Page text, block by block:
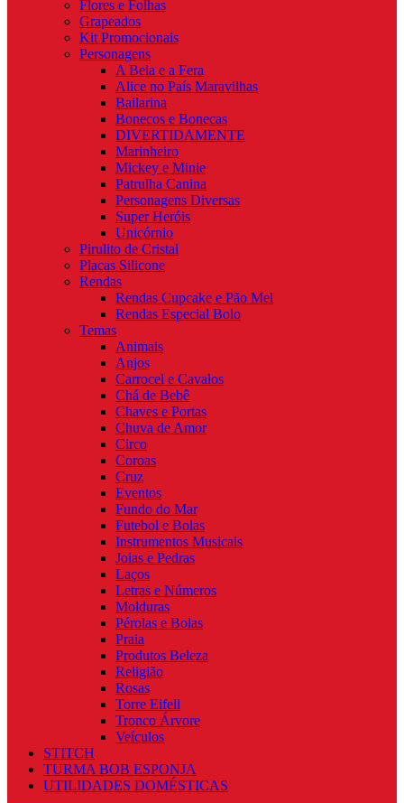
Flores e Folhas
Grapeados
Kit Promocionais
Personagens
A Bela e a Fera
Alice no País Maravilhas
Bailarina
Bonecos e Bonecas
DIVERTIDAMENTE
Marinheiro
Mickey e Minie
Patrulha Canina
Personagens Diversas
Super Heróis
Unicórnio
Pirulito de Cristal
Placas Silicone
Rendas
Rendas Cupcake e Pão Mel
Rendas Especial Bolo
Temas
Animais
Anjos
Carrocel e Cavalos
Chá de Bebê
Chaves e Portas
Chuva de Amor
Circo
Coroas
Cruz
Eventos
Fundo do Mar
Futebol e Bolas
Instrumentos Musicais
Joias e Pedras
Laços
Letras e Números
Molduras
Pérolas e Bolas
Praia
Produtos Beleza
Religião
Rosas
Torre Eifell
Tronco Árvore
Veículos
STITCH
TURMA BOB ESPONJA
UTILIDADES DOMÉSTICAS